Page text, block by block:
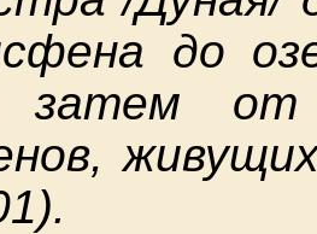
до
затем от